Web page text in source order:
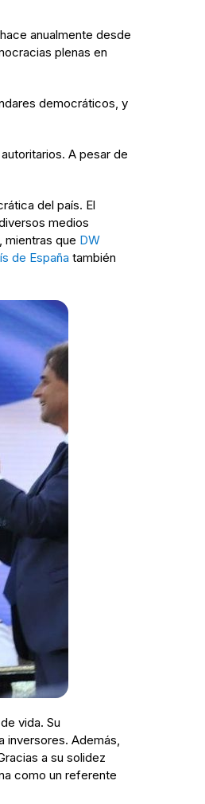
anualmente desde
plenas en
democráticos, y
A pesar de
del país. El
medios
mientras que DW
de España también
vida. Su
inversores. Además,
a su solidez
como un referente